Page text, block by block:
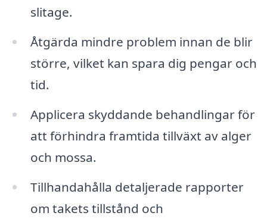
slitage.
Åtgärda mindre problem innan de blir
större, vilket kan spara dig pengar och
tid.
Applicera skyddande behandlingar för
att förhindra framtida tillväxt av alger
och mossa.
Tillhandahålla detaljerade rapporter
om takets tillstånd och